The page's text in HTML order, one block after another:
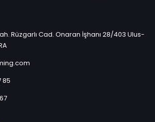
Rüzgarlı Cad. Onaran İşhanı 28/403 Ulus-
85